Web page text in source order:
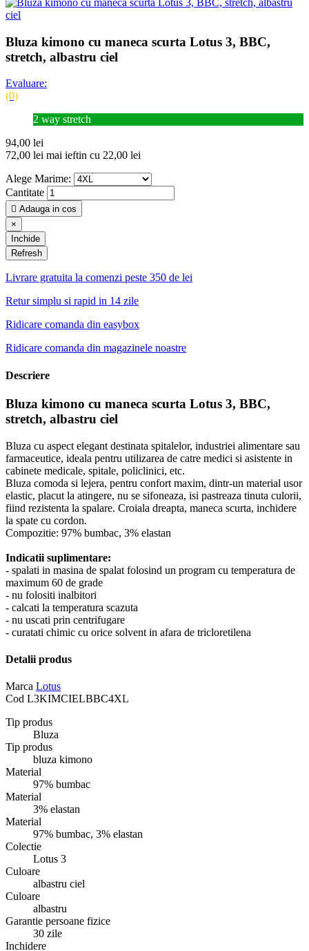
Bluza kimono cu maneca scurta Lotus 3, BBC,
stretch, albastru ciel
Evaluare:
(0)
2 way stretch
94,00 lei
72,00 lei mai ieftin cu 22,00 lei
Alege Marime:
Cantitate
 Adauga in cos
×
Inchide
Livrare gratuita la comenzi peste 350 de lei
Retur simplu si rapid in 14 zile
Ridicare comanda din easybox
Ridicare comanda din magazinele noastre
Descriere
Bluza kimono cu maneca scurta Lotus 3, BBC,
stretch, albastru ciel
Bluza cu aspect elegant destinata spitalelor, industriei alimentare sau
farmaceutice, ideala pentru utilizarea de catre medici si asistente in
cabinete medicale, spitale, policlinici, etc.
Bluza comoda si lejera, pentru confort maxim, dintr-un material usor
elastic, placut la atingere, nu se sifoneaza, isi pastreaza tinuta culorii,
fiind rezistenta la spalare. Croiala dreapta, maneca scurta, inchidere
la spate cu cordon.
Compozitie: 97% bumbac, 3% elastan
Indicatii suplimentare:
- spalati in masina de spalat folosind un program cu temperatura de
maximum 60 de grade
- nu folositi inalbitori
- calcati la temperatura scazuta
- nu uscati prin centrifugare
- curatati chimic cu orice solvent in afara de tricloretilena
Detalii produs
Marca Lotus
Cod L3KIMCIELBBC4XL
Tip produs
Bluza
Tip produs
bluza kimono
Material
97% bumbac
Material
3% elastan
Material
97% bumbac, 3% elastan
Colectie
Lotus 3
Culoare
albastru ciel
Culoare
albastru
Garantie persoane fizice
30 zile
Inchidere